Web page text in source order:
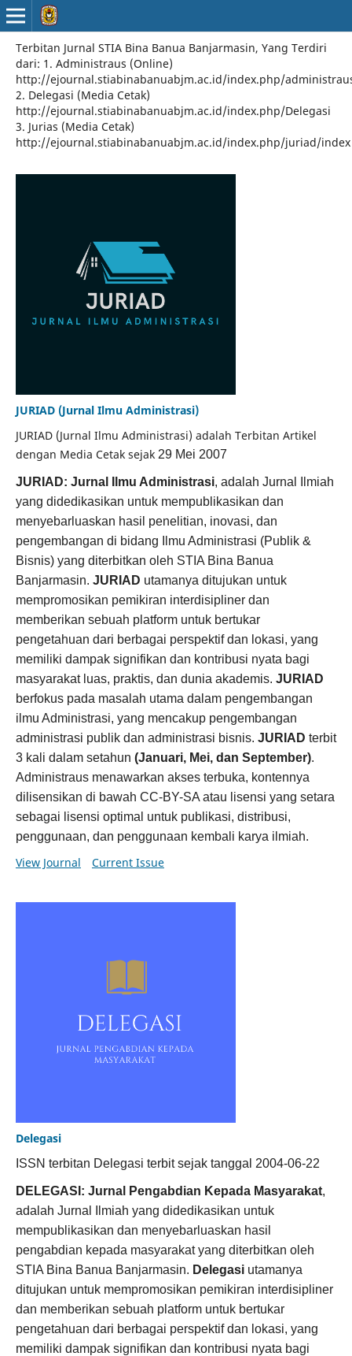
Terbitan Jurnal STIA Bina Banua Banjarmasin, Yang Terdiri
dari: 1. Administraus (Online)
http://ejournal.stiabinabanuabjm.ac.id/index.php/
2. Delegasi (Media Cetak)
http://ejournal.stiabinabanuabjm.ac.id/index.php/Delegasi
3. Jurias (Media Cetak)
http://ejournal.stiabinabanuabjm.ac.id/index.php/juriad/index
JURIAD (Jurnal Ilmu Administrasi)
JURIAD (Jurnal Ilmu Administrasi) adalah Terbitan Artikel
dengan Media Cetak sejak 29 Mei 2007
JURIAD: Jurnal Ilmu Administrasi, adalah Jurnal Ilmiah
yang didedikasikan untuk mempublikasikan dan
menyebarluaskan hasil penelitian, inovasi, dan
pengembangan di bidang Ilmu Administrasi (Publik &
Bisnis) yang diterbitkan oleh STIA Bina Banua
Banjarmasin. JURIAD utamanya ditujukan untuk
mempromosikan pemikiran interdisipliner dan
memberikan sebuah platform untuk bertukar
pengetahuan dari berbagai perspektif dan lokasi, yang
memiliki dampak signifikan dan kontribusi nyata bagi
masyarakat luas, praktis, dan dunia akademis. JURIAD
berfokus pada masalah utama dalam pengembangan
ilmu Administrasi, yang mencakup pengembangan
administrasi publik dan administrasi bisnis. JURIAD terbit
3 kali dalam setahun (Januari, Mei, dan September).
Administraus menawarkan akses terbuka, kontennya
dilisensikan di bawah CC-BY-SA atau lisensi yang setara
sebagai lisensi optimal untuk publikasi, distribusi,
penggunaan, dan penggunaan kembali karya ilmiah.
View Journal Current Issue
Delegasi
ISSN terbitan Delegasi terbit sejak tanggal 2004-06-22
DELEGASI: Jurnal Pengabdian Kepada Masyarakat,
adalah Jurnal Ilmiah yang didedikasikan untuk
mempublikasikan dan menyebarluaskan hasil
pengabdian kepada masyarakat yang diterbitkan oleh
STIA Bina Banua Banjarmasin. Delegasiutamanya
ditujukan untuk mempromosikan pemikiran interdisipliner
dan memberikan sebuah platform untuk bertukar
pengetahuan dari berbagai perspektif dan lokasi, yang
memiliki dampak signifikan dan kontribusi nyata bagi